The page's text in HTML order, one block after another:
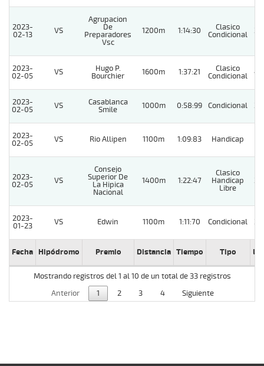
2023-
02-13
VS
Agrupacion
De
Preparadores
Vsc
1200m 1:14:30
Clasico
Condicional
3
2023-
02-05
VS
Hugo P.
Bourchier
1600m 1:37:21
Clasico
Condicional
4
2023-
02-05
VS
Casablanca
Smile
1000m 0:58:99 Condicional 3
2023-
02-05
VS Rio Allipen 1100m 1:09:83 Handicap
2023-
02-05
VS
Consejo
Superior De
La Hipica
Nacional
1400m 1:22:47
Clasico
Handicap
Libre
3
2023-
01-23
VS Edwin 1100m 1:11:70 Condicional 2
Fecha Hipódromo Premio Distancia Tiempo Tipo Lº
Mostrando registros del 1 al 10 de un total de 33 registros
Anterior
1 2 3 4 Siguiente